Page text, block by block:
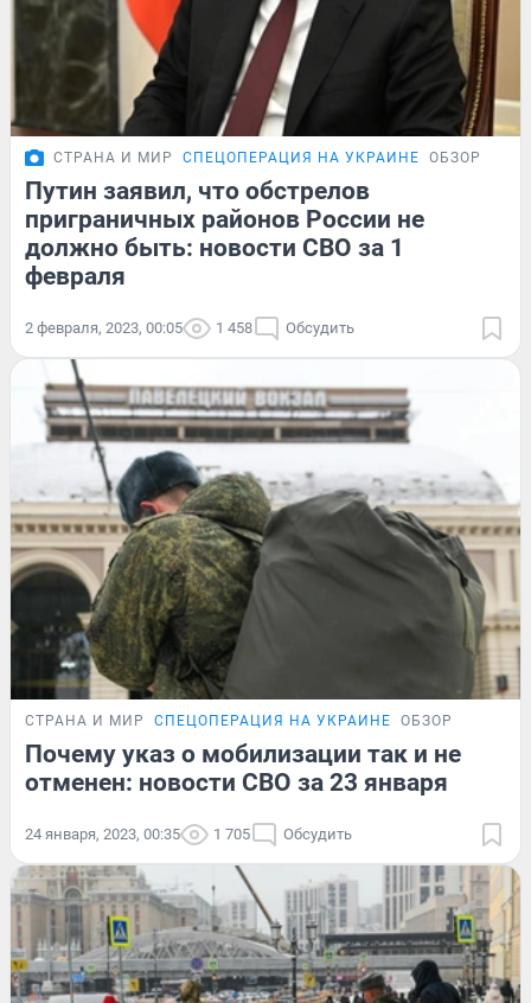
СТРАНА И МИР СПЕЦОПЕРАЦИЯ НА УКРАИНЕ ОБЗОР
Путин заявил, что обстрелов
приграничных районов России не
должно быть: новости СВО за 1
февраля
2 февраля, 2023, 00:05 1 458 Обсудить
СТРАНА И МИР СПЕЦОПЕРАЦИЯ НА УКРАИНЕ ОБЗОР
Почему указ о мобилизации так и не
отменен: новости СВО за 23 января
24 января, 2023, 00:35 1 705 Обсудить